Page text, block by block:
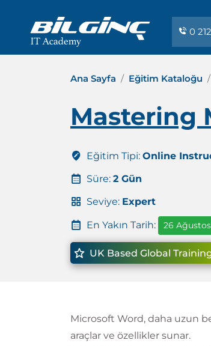
0
Ana Sayfa Eğitim Kataloğu
Mastering
Eğitim Tipi: Online
Süre: 2 Gün
Seviye: Expert
En Yakın Tarih: 26
UK Based Global
Microsoft Word, daha uzun
araçlar ve özellikler sunar.